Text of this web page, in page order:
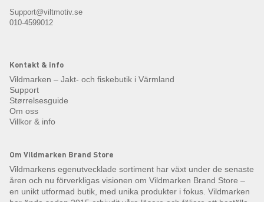
Support@viltmotiv.se
010-4599012
Kontakt & info
Vildmarken – Jakt- och fiskebutik i Värmland
Support
Størrelsesguide
Om oss
Villkor & info
Om Vildmarken Brand Store
Vildmarkens egenutvecklade sortiment har växt under de senaste
åren och nu förverkligas visionen om Vildmarken Brand Store –
en unikt utformad butik, med unika produkter i fokus. Vildmarken